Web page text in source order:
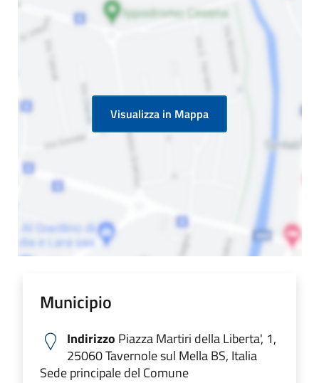
Visualizza in Mappa
Municipio
Indirizzo Piazza Martiri della Liberta', 1,
25060 Tavernole sul Mella BS, Italia
Sede principale del Comune